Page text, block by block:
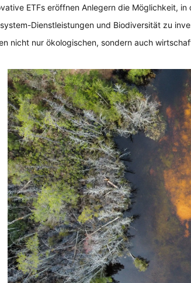
ETFs eröffnen Anlegern die Möglichkeit,
Dienstleistungen und Biodiversität zu
nicht nur ökologischen, sondern auch